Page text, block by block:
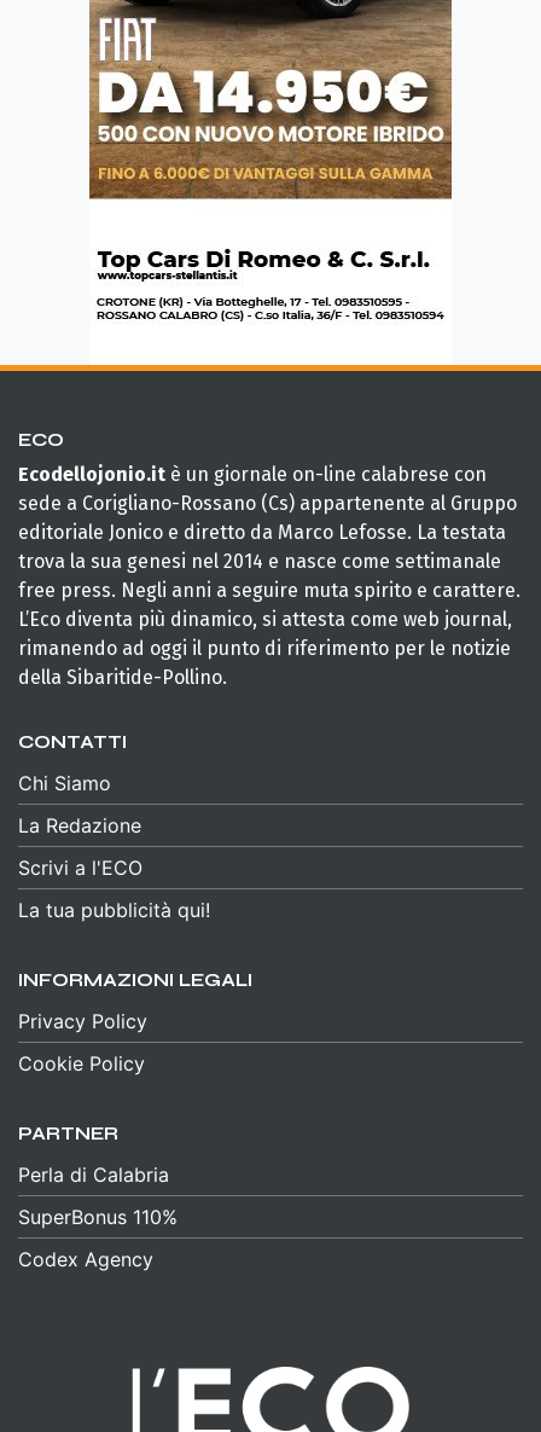
ECO
Ecodellojonio.it è un giornale on-line calabrese con
sede a Corigliano-Rossano (Cs) appartenente al Gruppo
editoriale Jonico e diretto da Marco Lefosse. La testata
trova la sua genesi nel 2014 e nasce come settimanale
free press. Negli anni a seguire muta spirito e carattere.
L’Eco diventa più dinamico, si attesta come web journal,
rimanendo ad oggi il punto di riferimento per le notizie
della Sibaritide-Pollino.
CONTATTI
Chi Siamo
La Redazione
Scrivi a l'ECO
La tua pubblicità qui!
INFORMAZIONI LEGALI
Privacy Policy
Cookie Policy
PARTNER
Perla di Calabria
SuperBonus 110%
Codex Agency